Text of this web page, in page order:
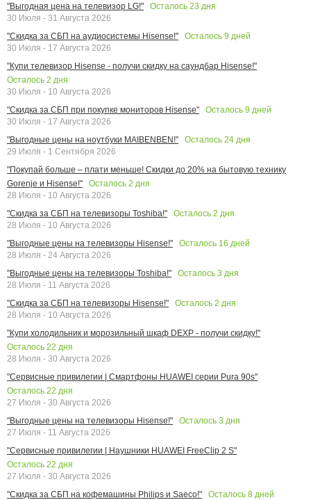
"Выгодная цена на телевизор LG!"
Осталось 23 дня
30 Июля - 31 Августа 2026
"Скидка за СБП на аудиосистемы Hisense!"
Осталось 9 дней
30 Июля - 17 Августа 2026
"Купи телевизор Hisense - получи скидку на саундбар Hisense!"
Осталось 2 дня
30 Июля - 10 Августа 2026
"Скидка за СБП при покупке мониторов Hisense"
Осталось 9 дней
30 Июля - 17 Августа 2026
"Выгодные цены на ноутбуки MAIBENBEN!"
Осталось 24 дня
29 Июля - 1 Сентября 2026
"Покупай больше – плати меньше! Скидки до 20% на бытовую технику
Gorenje и Hisense!"
Осталось 2 дня
28 Июля - 10 Августа 2026
"Скидка за СБП на телевизоры Toshiba!"
Осталось 2 дня
28 Июля - 10 Августа 2026
"Выгодные цены на телевизоры Hisense!"
Осталось 16 дней
28 Июля - 24 Августа 2026
"Выгодные цены на телевизоры Toshiba!"
Осталось 3 дня
28 Июля - 11 Августа 2026
"Скидка за СБП на телевизоры Hisense!"
Осталось 2 дня
28 Июля - 10 Августа 2026
"Купи холодильник и морозильный шкаф DEXP - получи скидку!"
Осталось 22 дня
28 Июля - 30 Августа 2026
"Сервисные привилегии | Смартфоны HUAWEI серии Pura 90s"
Осталось 22 дня
27 Июля - 30 Августа 2026
"Выгодные цены на телевизоры Hisense!"
Осталось 3 дня
27 Июля - 11 Августа 2026
"Сервисные привилегии | Наушники HUAWEI FreeClip 2 S"
Осталось 22 дня
27 Июля - 30 Августа 2026
"Скидка за СБП на кофемашины Philips и Saeco!"
Осталось 8 дней